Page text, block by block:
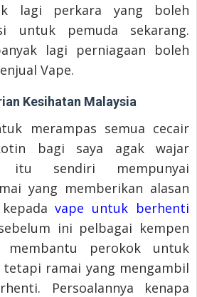
lagi perkara yang boleh
untuk pemuda sekarang.
lagi perniagaan boleh
Vape.
Kesihatan Malaysia
merampas semua cecair
bagi saya agak wajar
itu sendiri mempunyai
yang memberikan alasan
kepadavape untuk berhenti
ini pelbagai kempen
membantu perokok untuk
tetapi ramai yang mengambil
Persoalannya kenapa